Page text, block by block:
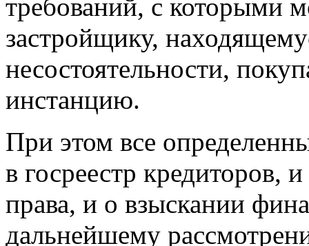
требований, с которыми
застройщику,
несостоятельности,
инстанцию.
При этом все
в госреестр кредиторов,
права, и о взыскании
дальнейшему